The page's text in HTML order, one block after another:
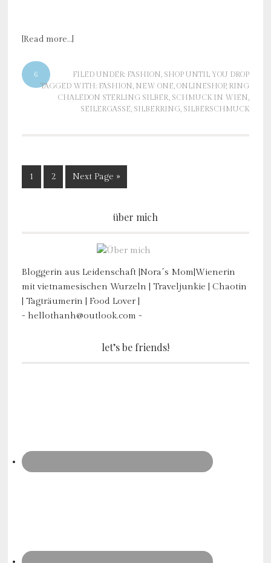
[Read more…]
6 FILED UNDER: FASHION, SHOP UNTIL YOU DROP
TAGGED WITH: FASHION, NEW ONE,ONLINESHOP, RING
CHALEDON STERLING SILBER, SCHMUCK IN WIEN,
SEILERGASSE, SILBERRING, SILBERSCHMUCK
1 2 Next Page »
über mich
Bloggerin aus Leidenschaft |Nora´s Mom|Wienerin
mit vietnamesischen Wurzeln | Traveljunkie | Chaotin
| Tagträumerin | Food Lover |
- hellothanh@outlook.com -
let’s be friends!